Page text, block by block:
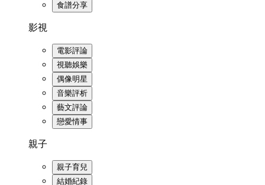
食譜分享
影視
電影評論
視聽娛樂
偶像明星
音樂評析
藝文評論
戀愛情事
親子
親子育兒
結婚紀錄